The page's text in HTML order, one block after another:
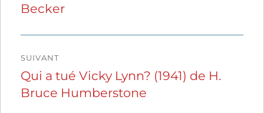
l’article
précédente :
Becker
SUIVANT
Publication
suivante :
Qui a tué Vicky Lynn? (1941) de H.
Bruce Humberstone